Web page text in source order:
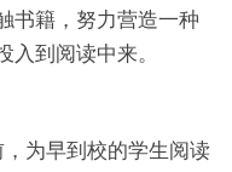
书籍，努力营造一种
入到阅读中来。
为早到校的学生阅读